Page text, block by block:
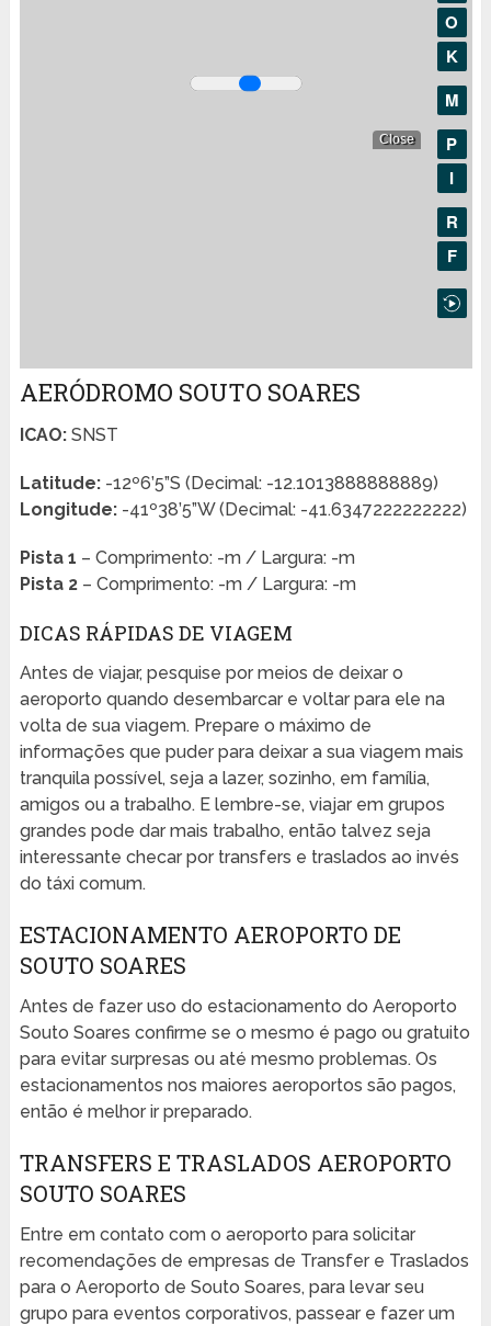
AERÓDROMO SOUTO SOARES
ICAO:SNST
Latitude:-12º6’5”S (Decimal: -12.1013888888889)
Longitude:-41º38’5”W (Decimal: -41.6347222222222)
Pista 1 – Comprimento: -m / Largura: -m
Pista 2– Comprimento: -m / Largura: -m
DICAS RÁPIDAS DE VIAGEM
Antes de viajar, pesquise por meios de deixar o
aeroporto quando desembarcar e voltar para ele na
volta de sua viagem. Prepare o máximo de
informações que puder para deixar a sua viagem mais
tranquila possível, seja a lazer, sozinho, em família,
amigos ou a trabalho. E lembre-se, viajar em grupos
grandes pode dar mais trabalho, então talvez seja
interessante checar por transfers e traslados ao invés
do táxi comum.
ESTACIONAMENTO AEROPORTO DE
SOUTO SOARES
Antes de fazer uso do estacionamento do Aeroporto
Souto Soares confirme se o mesmo é pago ou gratuito
para evitar surpresas ou até mesmo problemas. Os
estacionamentos nos maiores aeroportos são pagos,
então é melhor ir preparado.
TRANSFERS E TRASLADOS AEROPORTO
SOUTO SOARES
Entre em contato com o aeroporto para solicitar
recomendações de empresas de Transfer e Traslados
para o Aeroporto de Souto Soares, para levar seu
grupo para eventos corporativos, passear e fazer um